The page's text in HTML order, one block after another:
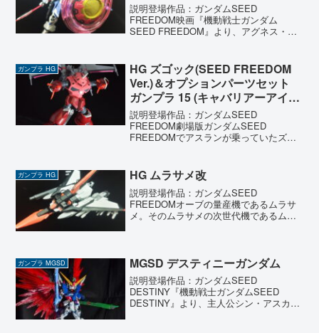
説明登場作品：ガンダムSEED
FREEDOM映画『機動戦士ガンダム
SEED FREEDOM』より、アグネス・ギ
特有の『往年の名機のリメイク』的な流
れを汲む本作。ファ...
ガンプラ HG
HG ズゴック(SEED FREEDOM
Ver.)＆オプションパーツセット
ガンプラ 15 (キャバリアーアイフ
リッド)
説明登場作品：ガンダムSEED
FREEDOM劇場版ガンダムSEED
FREEDOMでアスランが乗っていたズゴ
た。最大の話題は、何と言ってもその内
部構造にあります。驚く...
ガンプラ HG HG ムラサメ改
説明登場作品：ガンダムSEED
FREEDOMオーブの量産機であるムラサ
メ。そのムラサメの次世代機であるムラ
素晴らしい戦力として活...
ガンプラ MGSD MGSD デスティニーガンダム
説明登場作品：ガンダムSEED
DESTINY『機動戦士ガンダムSEED
DESTINY』より、主人公シン・アスカの